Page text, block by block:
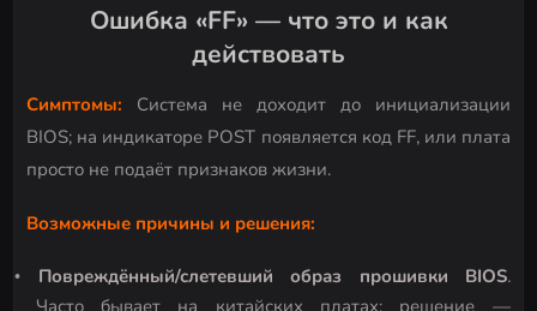
Ошибка «FF» — что это и как
действовать
Симптомы: Cистема не доходит до инициализации
BIOS; на индикаторе POST появляется код FF, или плата
просто не подаёт признаков жизни.
Возможные причины и решения:
Повреждённый/слетевший образ прошивки BIOS.